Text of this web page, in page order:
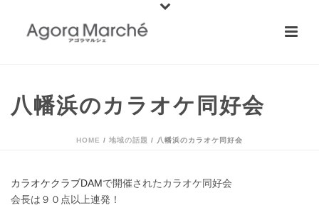
八幡浜のカラオケ同好会
HOME / 地域の話題 / 八幡浜のカラオケ同好会
カラオケクラブDAMで開催されたカラオケ同好会
会長は ９０点以上連発 ！